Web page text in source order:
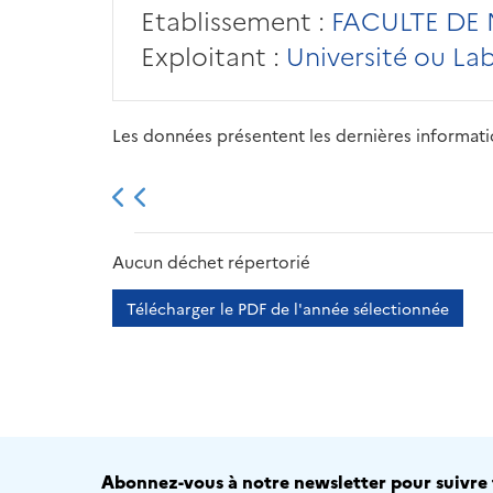
Etablissement : FACULTE
Exploitant : Université ou
Les données présentent les dernières
2013 2014
Aucun déchet répertorié
Télécharger le PDF de l'année sélectionnée
Abonnez-vous à notre newsletter pour suivre